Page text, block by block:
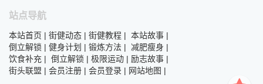
站点导航
本站首页 | 街健动态 | 街健教程 | 本站故事 |
倒立解锁 | 健身计划 | 锻炼方法 | 减肥瘦身 |
饮食补充 | 倒立解锁 | 极限运动 | 励志故事 |
街头联盟 | 会员注册 | 会员登录 | 网站地图 |